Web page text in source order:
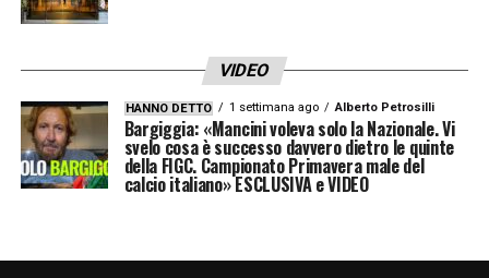
VIDEO
HANNO DETTO 1 settimana ago Alberto Petrosilli
Bargiggia: «Mancini voleva solo la Nazionale. Vi
svelo cosa è successo davvero dietro le quinte
della FIGC. Campionato Primavera male del
calcio italiano» ESCLUSIVA e VIDEO